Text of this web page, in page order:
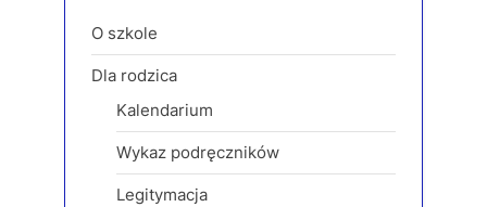
O szkole
Dla rodzica
Kalendarium
Wykaz podręczników
Legitymacja